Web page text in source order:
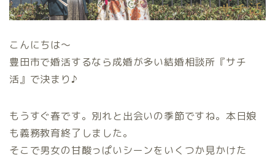
こんにちは〜
豊田市で婚活するなら成婚が多い結婚相談所『サチ
活』で決まり♪
もうすぐ春です。別れと出会いの季節ですね。本日娘
も義務教育終了しました。
そこで男女の甘酸っぱいシーンをいくつか見かけた